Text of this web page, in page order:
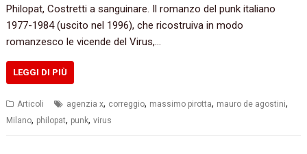
Philopat, Costretti a sanguinare. Il romanzo del punk italiano
1977-1984 (uscito nel 1996), che ricostruiva in modo
romanzesco le vicende del Virus,…
LEGGI DI PIÙ
Articoli agenzia x, correggio, massimo pirotta, mauro de agostini,
Milano, philopat, punk,virus